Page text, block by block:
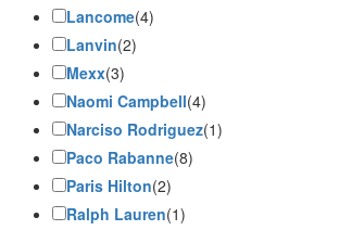
Lancome(4)
Lanvin(2)
Mexx(3)
Naomi Campbell(4)
Narciso Rodriguez(1)
Paco Rabanne(8)
Paris Hilton(2)
Ralph Lauren(1)